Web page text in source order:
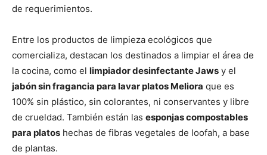
de requerimientos.
Entre los productos de limpieza ecológicos que
comercializa, destacan los destinados a limpiar el área de
la cocina, como el limpiador desinfectante Jaws y el
jabón sin fragancia para lavar platos Meliora que es
100% sin plástico, sin colorantes, ni conservantes y libre
de crueldad. También están las esponjas compostables
para platos hechas de fibras vegetales de loofah, a base
de plantas.